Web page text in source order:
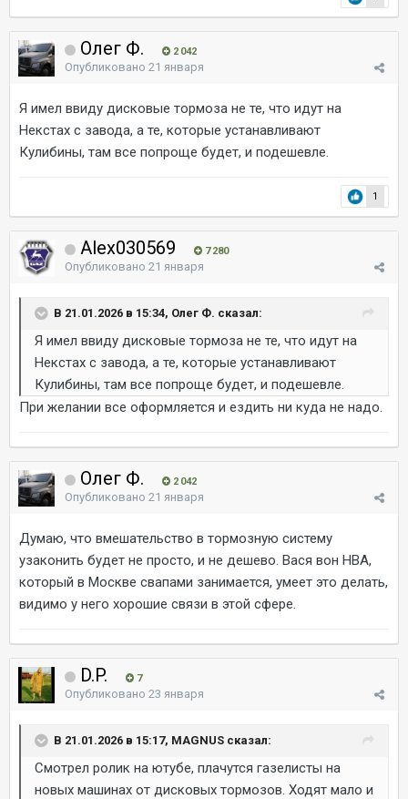
Олег Ф. 2 042
Опубликовано 21 января
Я имел ввиду дисковые тормоза не те, что идут на
Некстах с завода, а те, которые устанавливают
Кулибины, там все попроще будет, и подешевле.
1
Alex030569 7 280
Опубликовано 21 января
В 21.01.2026 в 15:34, Олег Ф. сказал:
Я имел ввиду дисковые тормоза не те, что идут на
Некстах с завода, а те, которые устанавливают
Кулибины, там все попроще будет, и подешевле.
При желании все оформляется и ездить ни куда не надо.
Олег Ф. 2 042
Опубликовано 21 января
Думаю, что вмешательство в тормозную систему
узаконить будет не просто, и не дешево. Вася вон НВА,
который в Москве свапами занимается, умеет это делать,
видимо у него хорошие связи в этой сфере.
D.P. 7
Опубликовано 23 января
В 21.01.2026 в 15:17, MAGNUS сказал:
Смотрел ролик на ютубе, плачутся газелисты на
новых машинах от дисковых тормозов. Ходят мало и